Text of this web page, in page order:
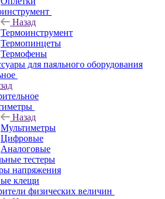
Назад
Термоинструмент
Термопинцеты
Термофены
для паяльного оборудования
Назад
Мультиметры
Цифровые
Аналоговые
тестеры
напряжения
клещи
физических величин